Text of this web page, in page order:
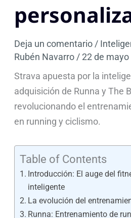
Deja un comentario/
Rubén Navarro/ 22 de
Strava apuesta por la
adquisición de Runna y The
revolucionando el
en running y ciclismo.
Table of Contents
Introducción: El auge del
inteligente
La evolución del
Runna: Entrenamiento de